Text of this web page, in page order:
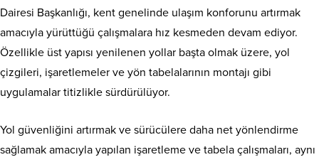
Dairesi Başkanlığı, kent genelinde ulaşım konforunu artırmak
amacıyla yürüttüğü çalışmalara hız kesmeden devam ediyor.
Özellikle üst yapısı yenilenen yollar başta olmak üzere, yol
çizgileri, işaretlemeler ve yön tabelalarının montajı gibi
uygulamalar titizlikle sürdürülüyor.
Yol güvenliğini artırmak ve sürücülere daha net yönlendirme
sağlamak amacıyla yapılan işaretleme ve tabela çalışmaları, aynı